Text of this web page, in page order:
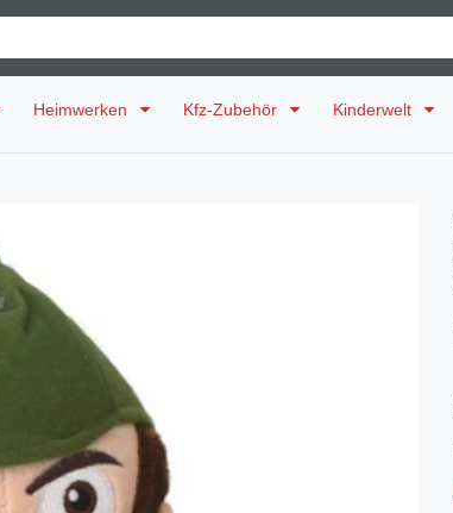
Heimwerken Kfz-Zubehör Kinderwelt